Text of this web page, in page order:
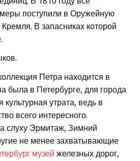
поступили в Оружейную
В запасниках которой
Петра находится в
была в Петербурге, для города
культурная утрата, ведь в
всего интересного.
слуху Эрмитаж, Зимний
не менее захватывающие
музей железных дорог,